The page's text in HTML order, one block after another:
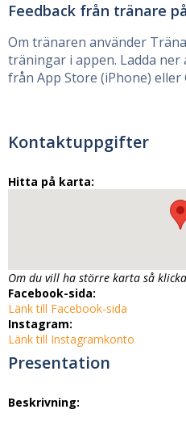
Feedback från tränare
Om tränaren använder
träningar i appen. Ladda
från App Store (iPhone) eller
Kontaktuppgifter
Hitta på karta:
Om du vill ha större karta så
Facebook-sida:
Länk till Facebook-sida
Instagram:
Länk till Instagramkonto
Presentation
Beskrivning: